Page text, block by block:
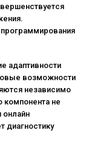
адаптивности
возможности
независимо
компонента не
онлайн
диагностику